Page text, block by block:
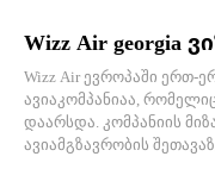
Wizz Air georgia
Wizz Air ევროპაში ერთ-
ავიაკომპანიაა,
დაარსდა. კომპანიის
ავიამგზავრობის